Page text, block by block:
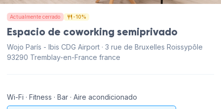
Actualmente cerrado -10%
Espacio de coworking semiprivado
Wojo París - Ibis CDG Airport · 3 rue de Bruxelles Roissypôle
93290 Tremblay-en-France france
Wi-Fi · Fitness · Bar · Aire acondicionado